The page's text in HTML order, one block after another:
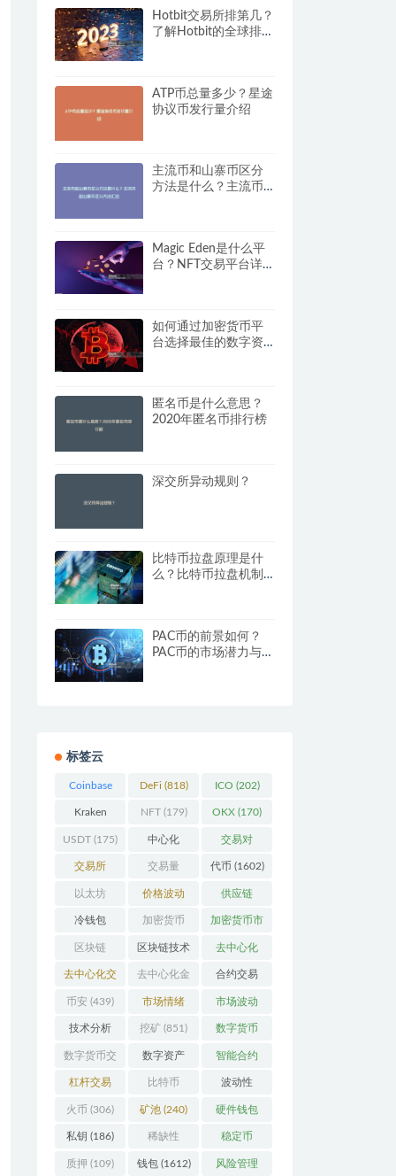
Hotbit交易所排第几？
了解Hotbit的全球排名
ATP币总量多少？星途
协议币发行量介绍
主流币和山寨币区分
方法是什么？主流币
Magic Eden是什么平
台？NFT交易平台详细
如何通过加密货币平
台选择最佳的数字资
匿名币是什么意思？
2020年匿名币排行榜
深交所异动规则？
比特币拉盘原理是什
么？比特币拉盘机制
PAC币的前景如何？
PAC币的市场潜力与价
标签云
Coinbase
(206)
DeFi (818) ICO (202)
Kraken
(104)
NFT(179) OKX (170)
USDT (175) 中心化
(3923)
交易对
(359)
交易所
(2164)
交易量
(246)
代币 (1602)
以太坊
(742)
价格波动
(630)
供应链
(118)
冷钱包
(175)
加密货币
(5442)
加密货币市
场(701)
区块链
(4599)
区块链技术
(527)
去中心化
(4087)
去中心化交
易所 (196)
去中心化金
融(110)
合约交易
(182)
币安 (439) 市场情绪
(337)
市场波动
(279)
技术分析
(148)
挖矿 (851) 数字货币
(8679)
数字货币交
易(150)
数字资产
(286)
智能合约
(532)
杠杆交易
(231)
比特币
(2378)
波动性
(352)
火币 (306) 矿池 (240) 硬件钱包
(170)
私钥 (186) 稀缺性
(193)
稳定币
(112)
质押 (109) 钱包(1612) 风险管理